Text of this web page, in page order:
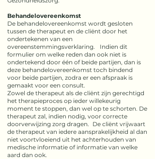
Behandelovereenkomst
De behandelovereenkomst wordt gesloten
tussen de therapeut en de cliënt door het
ondertekenen van een
overeenstemmingsverklaring. Indien dit
formulier om welke reden dan ook niet is
ondertekend door één of beide partijen, dan is
deze behandelovereenkomst toch bindend
voor beide partijen, zodra er een afspraak is
gemaakt voor een consult.
Zowel de therapeut als de cliënt zijn gerechtigd
het therapieproces op ieder willekeurig
moment te stoppen, dan wel op te schorten. De
therapeut zal, indien nodig, voor correcte
doorverwijzing zorg dragen. De cliënt vrijwaart
de therapeut van iedere aansprakelijkheid al dan
niet voortvloeiend uit het achterhouden van
medische informatie of informatie van welke
aard dan ook.